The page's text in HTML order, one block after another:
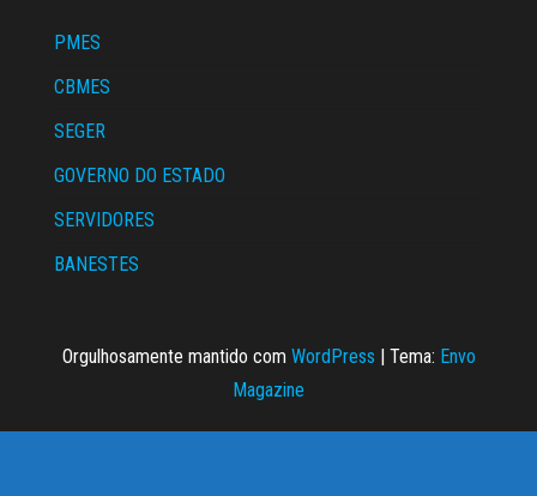
PMES
CBMES
SEGER
GOVERNO DO ESTADO
SERVIDORES
BANESTES
Orgulhosamente mantido com WordPress | Tema: Envo
Magazine